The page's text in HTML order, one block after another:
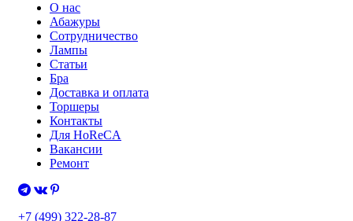
О нас
Абажуры
Сотрудничество
Лампы
Статьи
Бра
Доставка и оплата
Торшеры
Контакты
Для HoReCA
Вакансии
Ремонт
+7 (499) 322-28-87